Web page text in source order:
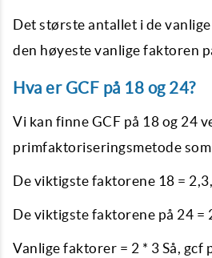
Det største antallet i de
den høyeste vanlige faktoren
Hva er GCF på 18 og 24?
Vi kan finne GCF på 18 og 24
primfaktoriseringsmetode
De viktigste faktorene 18 =
De viktigste faktorene på 24 =
Vanlige faktorer = 2 * 3 Så, gcf